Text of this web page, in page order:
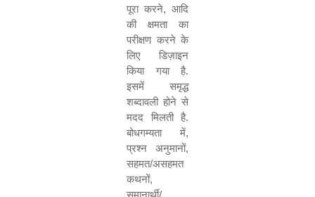
पूरा करने, आदि
की क्षमता का
परीक्षण करने के
लिए डिज़ाइन
किया गया है.
इसमें समृद्ध
शब्दावली होने से
मदद मिलती है.
बोधगम्यता में,
प्रश्न अनुमानों,
सहमत/असहमत
कथनों,
समानार्थी/